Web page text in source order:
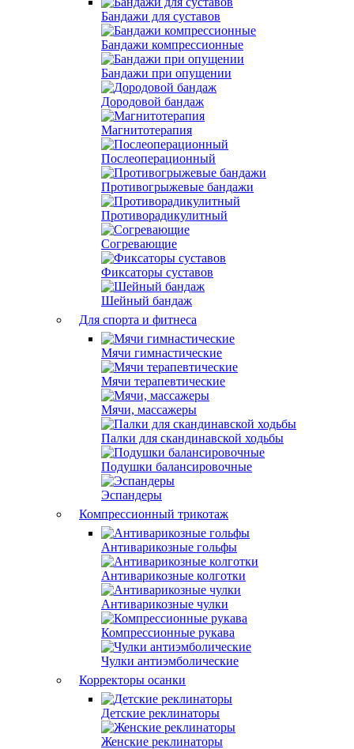
Бандажи для суставов
Бандажи компрессионные
Бандажи при опущении
Дородовой бандаж
Магнитотерапия
Послеоперационный
Противогрыжевые бандажи
Противорадикулитный
Согревающие
Фиксаторы суставов
Шейный бандаж
Для спорта и фитнеса
Мячи гимнастические
Мячи терапевтические
Мячи, массажеры
Палки для скандинавской ходьбы
Подушки балансировочные
Эспандеры
Компрессионный трикотаж
Антиварикозные гольфы
Антиварикозные колготки
Антиварикозные чулки
Компрессионные рукава
Чулки антиэмболические
Корректоры осанки
Детские реклинаторы
Женские реклинаторы